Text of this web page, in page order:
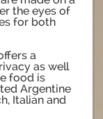
the eyes of
for both
a
as well
food is
Argentine
Italian and